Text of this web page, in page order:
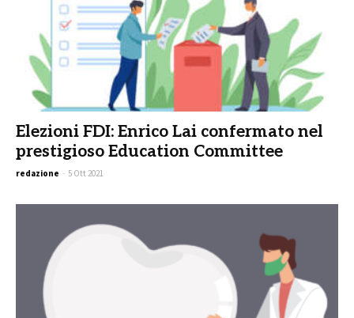
Elezioni FDI: Enrico Lai confermato nel
prestigioso Education Committee
redazione - 5 Ott 2021